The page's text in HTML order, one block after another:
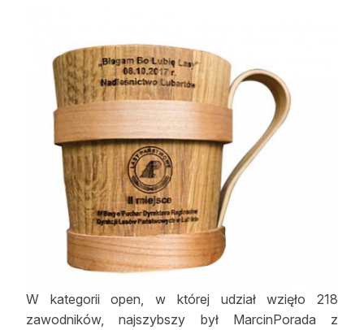
W kategorii open, w której udział wzięło 218
zawodników, najszybszy był MarcinPorada z